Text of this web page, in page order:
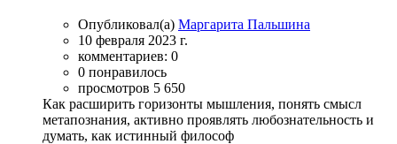
Опубликовал(а) Маргарита Пальшина
10 февраля 2023 г.
комментариев: 0
0 понравилось
просмотров 5 650
Как расширить горизонты мышления, понять смысл
метапознания, активно проявлять любознательность и
думать, как истинный философ